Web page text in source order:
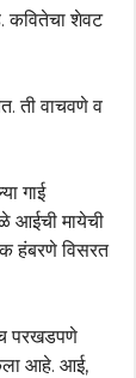
कवितेचा शेवट
ती वाचवणे व
गाई
आईची मायेची
हंबरणे विसरत
परखडपणे
आहे. आई,